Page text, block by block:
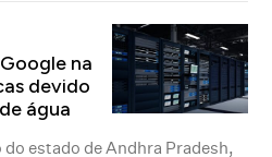
na
devido
água
estado de Andhra Pradesh,